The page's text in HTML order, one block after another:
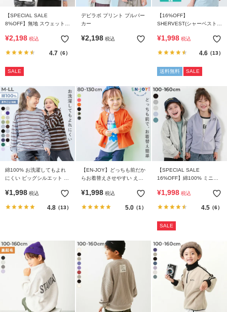
す
集
か
ら
探
す
子
ど
も
服
コ
ラ
ム
ガ
ル
プ
【SPECIAL SALE
8%OFF】無地 スウェット
¥2,198 税込
4.7 （6）
SALE
デビラボ プリント プルパー
カー
¥2,198 税込
【16%OFF】
SHERVEST(シャーベスト)
やせる メッシュベスト
¥1,998 税込
4.6（13）
送料無料 SALE
綿100% お洗濯してもよれ
にくい ビッグシルエット 袖
ャツ
¥1,998 税込
4.8（13）
【EN-JOY】どっちも前だか
らお着替えさせやすい えら
ン
¥1,998 税込
5.0（1）
【SPECIAL SALE
16%OFF】綿100% ミニ裏
ャケット
¥1,998 税込
4.5（6）
SALE